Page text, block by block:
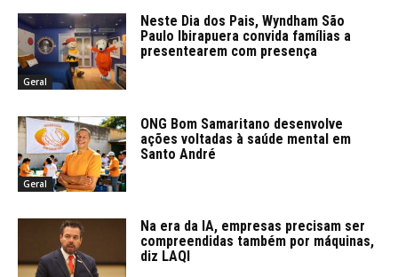
Geral
Neste Dia dos Pais, Wyndham São
Paulo Ibirapuera convida famílias a
presentearem com presença
Geral
ONG Bom Samaritano desenvolve
ações voltadas à saúde mental em
Santo André
Na era da IA, empresas precisam ser
compreendidas também por máquinas,
diz LAQI